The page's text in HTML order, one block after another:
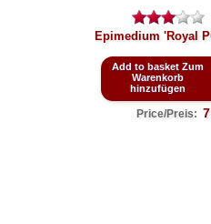
Epimedium 'Royal
Add to basket Zum
Warenkorb
hinzufügen
Price/Preis: